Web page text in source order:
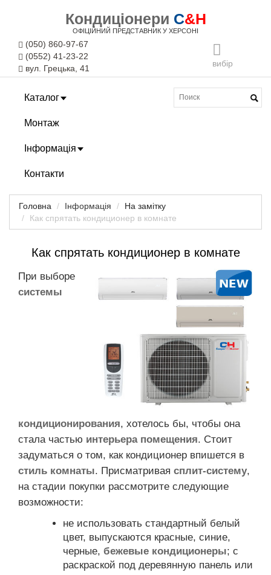
Кондиціонери C&H
ОФІЦІЙНИЙ ПРЕДСТАВНИК У ХЕРСОНІ
вибір
(050) 860-97-67
(0552) 41-23-22
вул. Грецька, 41
Каталог
Монтаж
Інформація
Контакти
Головна Інформація
На замітку
Как спрятать кондиционер в комнате
Как спрятать кондиционер в комнате
При выборе
системы
кондиционирования, хотелось бы, чтобы она
стала частью интерьера помещения. Стоит
задуматься о том, как кондиционер впишется в
стиль комнаты. Присматривая сплит-систему,
на стадии покупки рассмотрите следующие
возможности:
не использовать стандартный белый
цвет, выпускаются красные, синие,
черные, бежевые кондиционеры; с
раскраской под деревянную панель или